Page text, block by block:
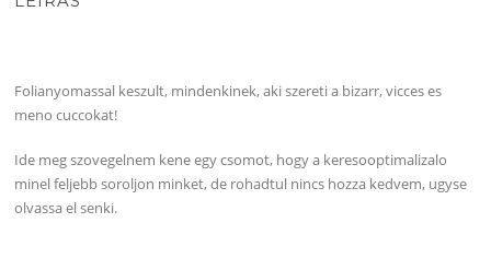
Folianyomassal keszult, mindenkinek, aki szereti a bizarr, vicces es
meno cuccokat!
Ide meg szovegelnem kene egy csomot, hogy a keresooptimalizalo
minel feljebb soroljon minket, de rohadtul nincs hozza kedvem, ugyse
olvassa el senki.